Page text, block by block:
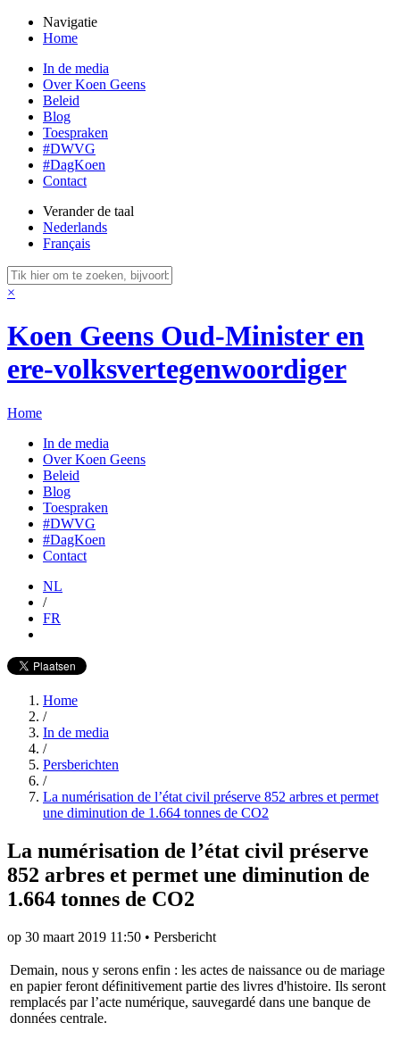
Navigatie
Home
In de media
Over Koen Geens
Beleid
Blog
Toespraken
#DWVG
#DagKoen
Contact
Verander de taal
Nederlands
Français
×
Koen Geens Oud-Minister en
ere-volksvertegenwoordiger
Home
In de media
Over Koen Geens
Beleid
Blog
Toespraken
#DWVG
#DagKoen
Contact
NL
/
FR
Home
/
In de media
/
Persberichten
/
La numérisation de l’état civil préserve 852 arbres et permet
une diminution de 1.664 tonnes de CO2
La numérisation de l’état civil préserve
852 arbres et permet une diminution de
1.664 tonnes de CO2
op 30 maart 2019 11:50 • Persbericht
Demain, nous y serons enfin : les actes de naissance ou de mariage
en papier feront définitivement partie des livres d'histoire. Ils seront
remplacés par l’acte numérique, sauvegardé dans une banque de
données centrale.